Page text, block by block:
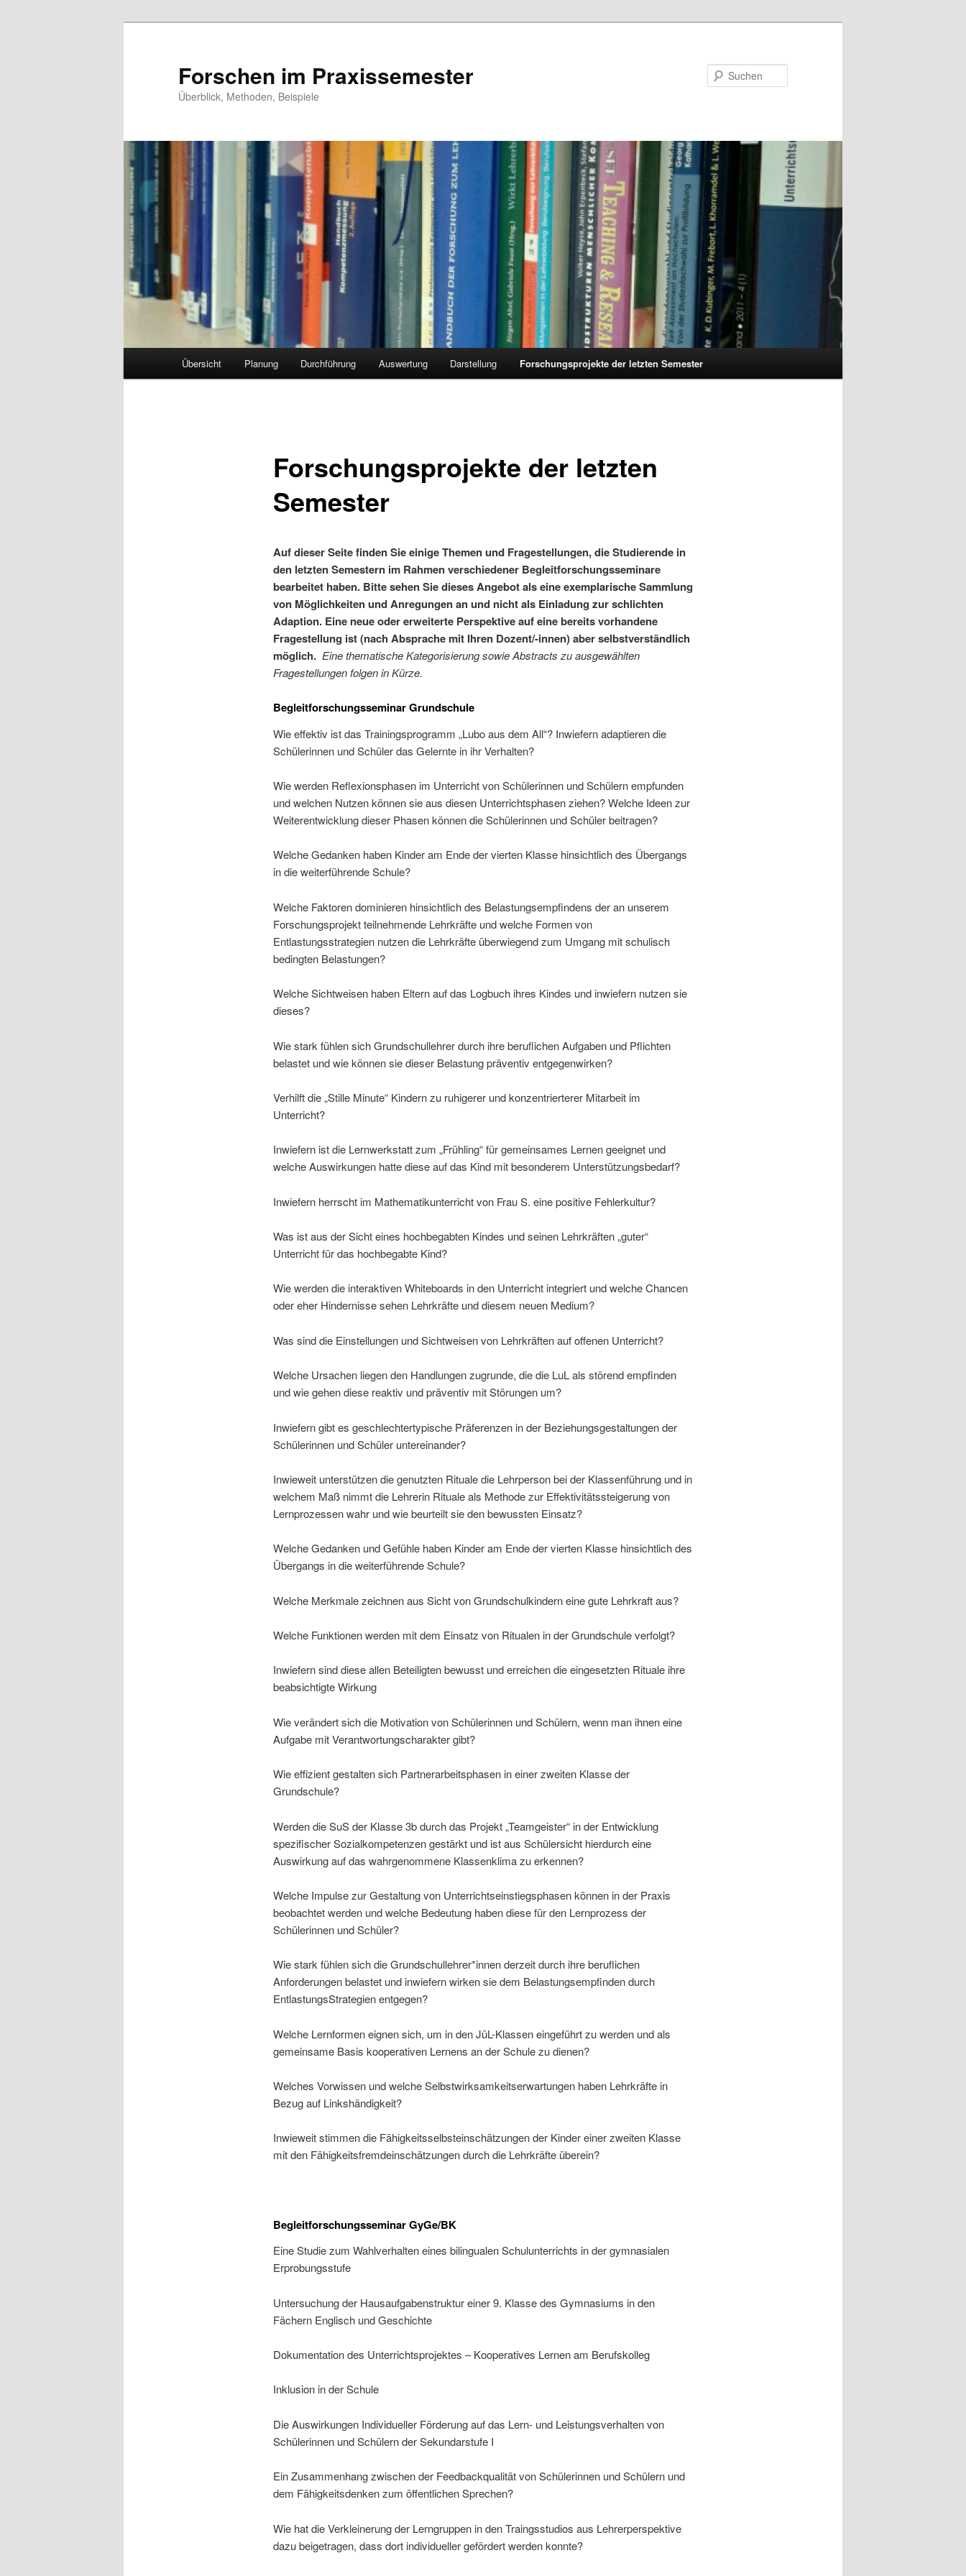
Forschen im Praxissemester
Überblick, Methoden, Beispiele
Übersicht Planung Durchführung Auswertung Darstellung Forschungsprojekte der letzten Semester
Forschungsprojekte der letzten
Semester
Auf dieser Seite finden Sie einige Themen und Fragestellungen, die Studierende in
den letzten Semestern im Rahmen verschiedener Begleitforschungsseminare
bearbeitet haben. Bitte sehen Sie dieses Angebot als eine exemplarische Sammlung
von Möglichkeiten und Anregungen an und nicht als Einladung zur schlichten
Adaption. Eine neue oder erweiterte Perspektive auf eine bereits vorhandene
Fragestellung ist (nach Absprache mit Ihren Dozent/-innen) aber selbstverständlich
möglich. Eine thematische Kategorisierung sowie Abstracts zu ausgewählten
Fragestellungen folgen in Kürze.
Begleitforschungsseminar Grundschule
Wie effektiv ist das Trainingsprogramm „Lubo aus dem All“? Inwiefern adaptieren die
Schülerinnen und Schüler das Gelernte in ihr Verhalten?
Wie werden Reflexionsphasen im Unterricht von Schülerinnen und Schülern empfunden
und welchen Nutzen können sie aus diesen Unterrichtsphasen ziehen? Welche Ideen zur
Weiterentwicklung dieser Phasen können die Schülerinnen und Schüler beitragen?
Welche Gedanken haben Kinder am Ende der vierten Klasse hinsichtlich des Übergangs
in die weiterführende Schule?
Welche Faktoren dominieren hinsichtlich des Belastungsempfindens der an unserem
Forschungsprojekt teilnehmende Lehrkräfte und welche Formen von
Entlastungsstrategien nutzen die Lehrkräfte überwiegend zum Umgang mit schulisch
bedingten Belastungen?
Welche Sichtweisen haben Eltern auf das Logbuch ihres Kindes und inwiefern nutzen sie
dieses?
Wie stark fühlen sich Grundschullehrer durch ihre beruflichen Aufgaben und Pflichten
belastet und wie können sie dieser Belastung präventiv entgegenwirken?
Verhilft die „Stille Minute“ Kindern zu ruhigerer und konzentrierterer Mitarbeit im
Unterricht?
Inwiefern ist die Lernwerkstatt zum „Frühling“ für gemeinsames Lernen geeignet und
welche Auswirkungen hatte diese auf das Kind mit besonderem Unterstützungsbedarf?
Inwiefern herrscht im Mathematikunterricht von Frau S. eine positive Fehlerkultur?
Was ist aus der Sicht eines hochbegabten Kindes und seinen Lehrkräften „guter“
Unterricht für das hochbegabte Kind?
Wie werden die interaktiven Whiteboards in den Unterricht integriert und welche Chancen
oder eher Hindernisse sehen Lehrkräfte und diesem neuen Medium?
Was sind die Einstellungen und Sichtweisen von Lehrkräften auf offenen Unterricht?
Welche Ursachen liegen den Handlungen zugrunde, die die LuL als störend empfinden
und wie gehen diese reaktiv und präventiv mit Störungen um?
Inwiefern gibt es geschlechtertypische Präferenzen in der Beziehungsgestaltungen der
Schülerinnen und Schüler untereinander?
Inwieweit unterstützen die genutzten Rituale die Lehrperson bei der Klassenführung und in
welchem Maß nimmt die Lehrerin Rituale als Methode zur Effektivitätssteigerung von
Lernprozessen wahr und wie beurteilt sie den bewussten Einsatz?
Welche Gedanken und Gefühle haben Kinder am Ende der vierten Klasse hinsichtlich des
Übergangs in die weiterführende Schule?
Welche Merkmale zeichnen aus Sicht von Grundschulkindern eine gute Lehrkraft aus?
Welche Funktionen werden mit dem Einsatz von Ritualen in der Grundschule verfolgt?
Inwiefern sind diese allen Beteiligten bewusst und erreichen die eingesetzten Rituale ihre
beabsichtigte Wirkung
Wie verändert sich die Motivation von Schülerinnen und Schülern, wenn man ihnen eine
Aufgabe mit Verantwortungscharakter gibt?
Wie effizient gestalten sich Partnerarbeitsphasen in einer zweiten Klasse der
Grundschule?
Werden die SuS der Klasse 3b durch das Projekt „Teamgeister“ in der Entwicklung
spezifischer Sozialkompetenzen gestärkt und ist aus Schülersicht hierdurch eine
Auswirkung auf das wahrgenommene Klassenklima zu erkennen?
Welche Impulse zur Gestaltung von Unterrichtseinstiegsphasen können in der Praxis
beobachtet werden und welche Bedeutung haben diese für den Lernprozess der
Schülerinnen und Schüler?
Wie stark fühlen sich die Grundschullehrer*innen derzeit durch ihre beruflichen
Anforderungen belastet und inwiefern wirken sie dem Belastungsempfinden durch
EntlastungsStrategien entgegen?
Welche Lernformen eignen sich, um in den JüL-Klassen eingeführt zu werden und als
gemeinsame Basis kooperativen Lernens an der Schule zu dienen?
Welches Vorwissen und welche Selbstwirksamkeitserwartungen haben Lehrkräfte in
Bezug auf Linkshändigkeit?
Inwieweit stimmen die Fähigkeitsselbsteinschätzungen der Kinder einer zweiten Klasse
mit den Fähigkeitsfremdeinschätzungen durch die Lehrkräfte überein?
Begleitforschungsseminar GyGe/BK
Eine Studie zum Wahlverhalten eines bilingualen Schulunterrichts in der gymnasialen
Erprobungsstufe
Untersuchung der Hausaufgabenstruktur einer 9. Klasse des Gymnasiums in den
Fächern Englisch und Geschichte
Dokumentation des Unterrichtsprojektes – Kooperatives Lernen am Berufskolleg
Inklusion in der Schule
Die Auswirkungen Individueller Förderung auf das Lern- und Leistungsverhalten von
Schülerinnen und Schülern der Sekundarstufe I
Ein Zusammenhang zwischen der Feedbackqualität von Schülerinnen und Schülern und
dem Fähigkeitsdenken zum öffentlichen Sprechen?
Wie hat die Verkleinerung der Lerngruppen in den Traingsstudios aus Lehrerperspektive
dazu beigetragen, dass dort individueller gefördert werden konnte?